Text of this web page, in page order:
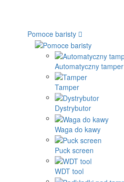
Pomoce baristy
Automatyczny tamper
Tamper
Dystrybutor
Waga do kawy
Puck screen
WDT tool